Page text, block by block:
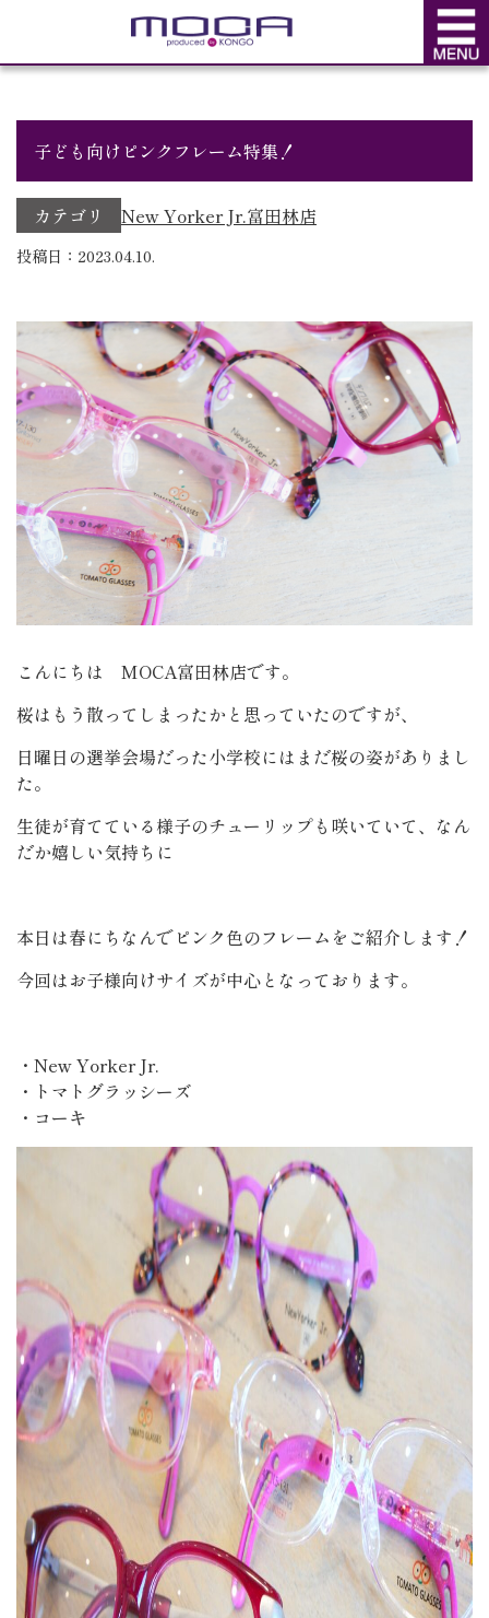
BLOG
子ども向けピンクフレーム特集！
カテゴリ New Yorker Jr.富田林店
投稿日：2023.04.10.
こんにちは MOCA富田林店です。
桜はもう散ってしまったかと思っていたのですが、
日曜日の選挙会場だった小学校にはまだ桜の姿がありまし
た。
生徒が育てている様子のチューリップも咲いていて、なん
だか嬉しい気持ちに
本日は春にちなんでピンク色のフレームをご紹介します！
今回はお子様向けサイズが中心となっております。
・New Yorker Jr.
・トマトグラッシーズ
・コーキ